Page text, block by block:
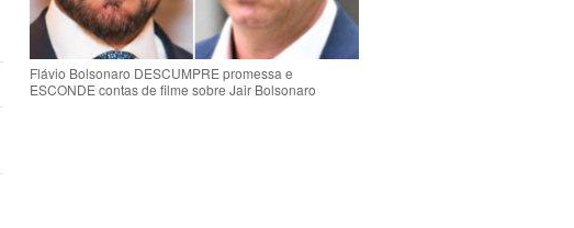
Flávio Bolsonaro DESCUMPRE promessa e
ESCONDE contas de filme sobre Jair Bolsonaro